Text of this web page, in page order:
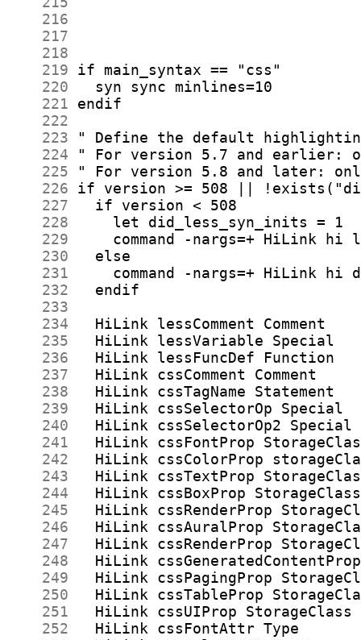
    216
    217
    218
    219
    220
    221
    222
    223
    224
    225
    226
    227
    228
    229
    230
    231
    232
    233
    234
    235
    236
    237
    238
    239
    240
    241
    242
    243
    244
    245
    246
    247
    248
    249
    250
    251
    252